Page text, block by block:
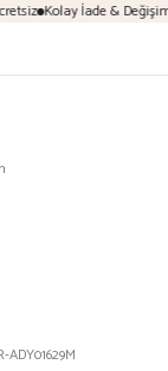
Kolay İade & Değişim
ADY01629M